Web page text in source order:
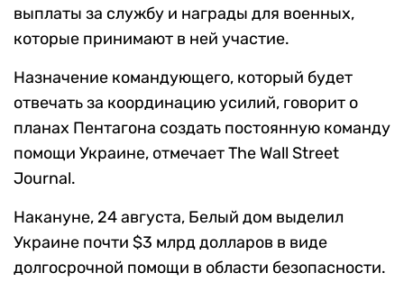
выплаты за службу и награды для военных,
которые принимают в ней участие.
Назначение командующего, который будет
отвечать за координацию усилий, говорит о
планах Пентагона создать постоянную команду
помощи Украине, отмечает The Wall Street
Journal.
Накануне, 24 августа, Белый дом выделил
Украине почти $3 млрд долларов в виде
долгосрочной помощи в области безопасности.